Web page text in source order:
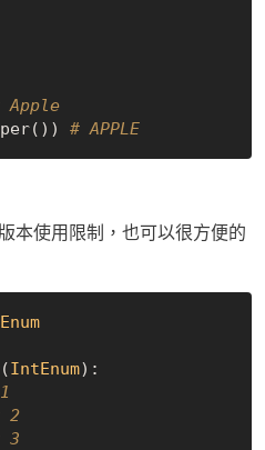
Apple
# APPLE
本使用限制，也可以很方便的
(IntEnum):
2
3